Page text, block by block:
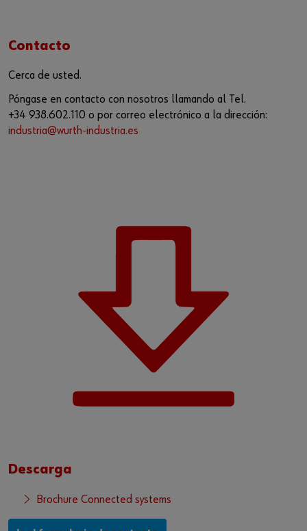
Contacto
Cerca de usted.
Póngase en contacto con nosotros llamando al Tel.
+34 938.602.110 o por correo electrónico a la dirección:
industria@wurth-industria.es
Descarga
Brochure Connected systems